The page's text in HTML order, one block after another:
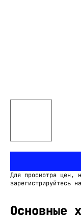
Для просмотра цен,
зарегистрируйтесь
Основные